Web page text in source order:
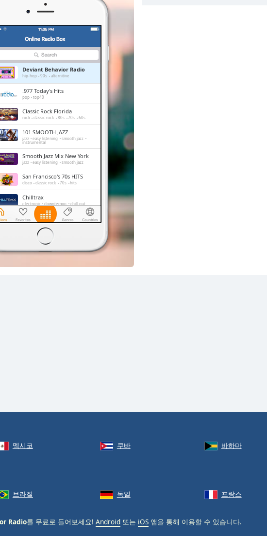
Deviant Behavior Radio
hip-hop 90s alternitive
.977 Today's Hits
pop top40
Classic Rock Florida
rock classic rock 80s 70s 60s
101 SMOOTH JAZZ
jazz easy listening smooth jazz
instrumental
Smooth Jazz Mix New York
jazz easy listening smooth jazz
San Francisco's 70s HITS
disco classic rock 70s hits
Chilltrax
electronic downtempo chill-out
Side Street Radio
dance electronic trance house
progressive house
FOX News Talk
멕시코 쿠바
바하마
브라질 독일 프랑스
Radio를 무료로 들어보세요! Android 또는 iOS 앱을 통해 이용할 수 있습니다.